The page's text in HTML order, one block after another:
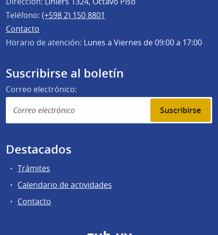
Teléfono: (+598 2) 150 8801
Contacto
Horario de atención: Lunes a Viernes de 09:00 a 17:00
Suscribirse al boletín
Correo electrónico:
Suscribirse
Destacados
Trámites
Calendario de actividades
Contacto